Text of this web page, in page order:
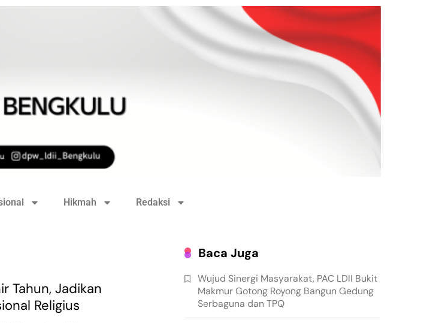
Hikmah Redaksi
Tahun, Jadikan
Religius
Baca Juga
Wujud Sinergi Masyarakat, PAC LDII Bukit
Makmur Gotong Royong Bangun Gedung
Serbaguna dan TPQ